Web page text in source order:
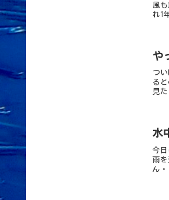
風
れ1
や
つ
る
見
水
今
雨
ん